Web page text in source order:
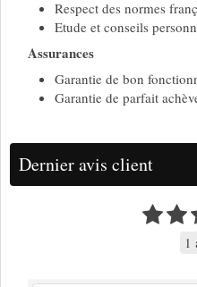
Respect des normes
Etude et conseils
Assurances
Garantie de bon
Garantie de parfait
Dernier avis client
1